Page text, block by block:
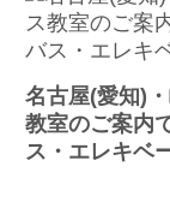
名古屋(愛知)
教室のご案内
ス・エレキベ